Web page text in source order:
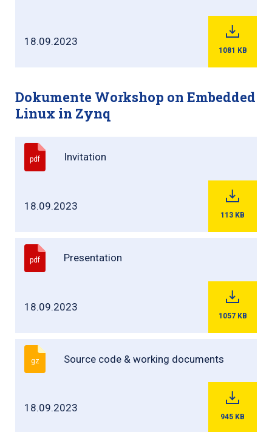
18.09.2023
1081 KB
Dokumente Workshop on Embedded
Linux in Zynq
pdf Invitation
18.09.2023
113 KB
pdf Presentation
18.09.2023
1057 KB
gz Source code & working documents
18.09.2023
945 KB